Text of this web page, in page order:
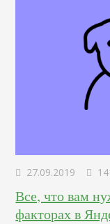
27.09.2019
Все, что вам
факторах в